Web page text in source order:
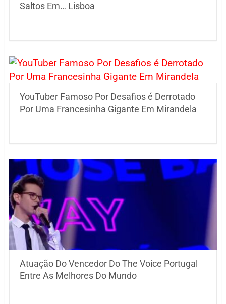
Saltos Em… Lisboa
YouTuber Famoso Por Desafios é Derrotado
Por Uma Francesinha Gigante Em Mirandela
Atuação Do Vencedor Do The Voice Portugal
Entre As Melhores Do Mundo